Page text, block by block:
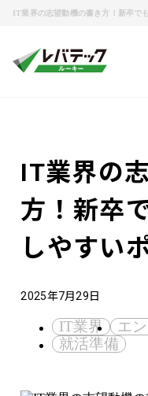
IT業界の志望動機の書き方！新卒で
IT業界の
方！新卒
しやすい
2025年7月29日
IT業界 エ
就活準備